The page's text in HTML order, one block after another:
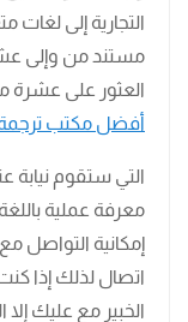
التجارية إلى لغات
مستند من وإلى
العثور على عشرة
أفضل مكتب ترجمة
التي ستقوم نيابة
معرفة عملية
إمكانية التواصل
اتصال لذلك إذا
الخبير مع عليك